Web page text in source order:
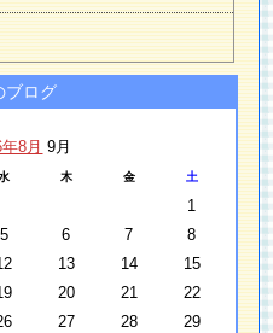
ブログ
8月 9月
木 金 土
1
5 6 7
8
13 14
15
20 21
22
27 28
29